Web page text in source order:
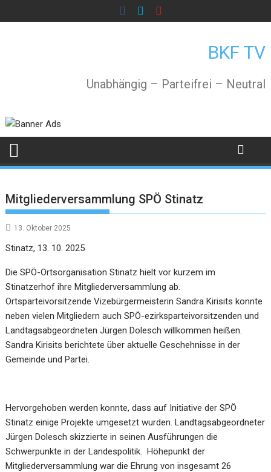
to
BKF TV
Unabhängig – Parteifrei – Neutral
Mitgliederversammlung SPÖ Stinatz
13. Oktober 2025
Stinatz, 13. 10. 2025
Die SPÖ-Ortsorganisation Stinatz hielt vor kurzem im
Stinatzerhof ihre Mitgliederversammlung ab.
Ortsparteivorsitzende Vizebürgermeisterin Sandra Kirisits konnte
neben vielen Mitgliedern auch SPÖ-ezirksparteivorsitzenden und
Landtagsabgeordneten Jürgen Dolesch willkommen heißen.
Sandra Kirisits berichtete über aktuelle Geschehnisse in der
Gemeinde und Partei.
Hervorgehoben werden konnte, dass auf Initiative der SPÖ
Stinatz einige Projekte umgesetzt wurden. Landtagsabgeordneter
Jürgen Dolesch skizzierte in seinen Ausführungen die
Schwerpunkte in der Landespolitik. Höhepunkt der
Mitgliederversammlung war die Ehrung von insgesamt 26